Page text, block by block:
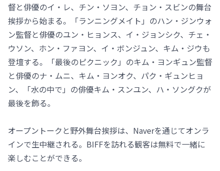
督と俳優のイ・レ、チン・ソヨン、チョン・スビンの舞台
挨拶から始まる。「ランニングメイト」のハン・ジンウォ
ン監督と俳優のユン・ヒョンス、イ・ジョンシク、チェ・
ウソン、ホン・ファヨン、イ・ボンジュン、キム・ジウも
登壇する。「最後のピクニック」のキム・ヨンギュン監督
と俳優のナ・ムニ、キム・ヨンオク、パク・ギュンヒョ
ン、「水の中で」の俳優キム・スンユン、ハ・ソングクが
最後を飾る。
オープントークと野外舞台挨拶は、Naverを通じてオンラ
インで生中継される。BIFFを訪れる観客は無料で一緒に
楽しむことができる。